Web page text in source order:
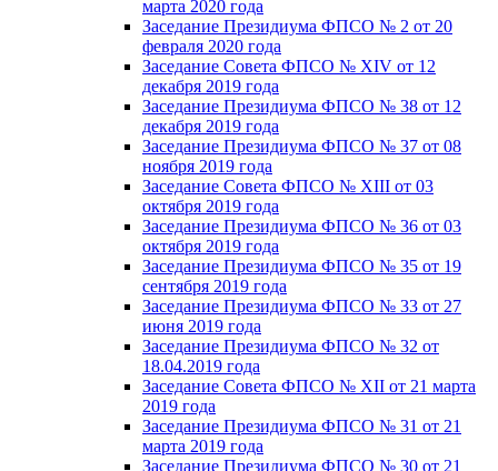
марта 2020 года
Заседание Президиума ФПСО № 2 от 20
февраля 2020 года
Заседание Совета ФПСО № XIV от 12
декабря 2019 года
Заседание Президиума ФПСО № 38 от 12
декабря 2019 года
Заседание Президиума ФПСО № 37 от 08
ноября 2019 года
Заседание Совета ФПСО № XIII от 03
октября 2019 года
Заседание Президиума ФПСО № 36 от 03
октября 2019 года
Заседание Президиума ФПСО № 35 от 19
сентября 2019 года
Заседание Президиума ФПСО № 33 от 27
июня 2019 года
Заседание Президиума ФПСО № 32 от
18.04.2019 года
Заседание Совета ФПСО № XII от 21 марта
2019 года
Заседание Президиума ФПСО № 31 от 21
марта 2019 года
Заседание Президиума ФПСО № 30 от 21